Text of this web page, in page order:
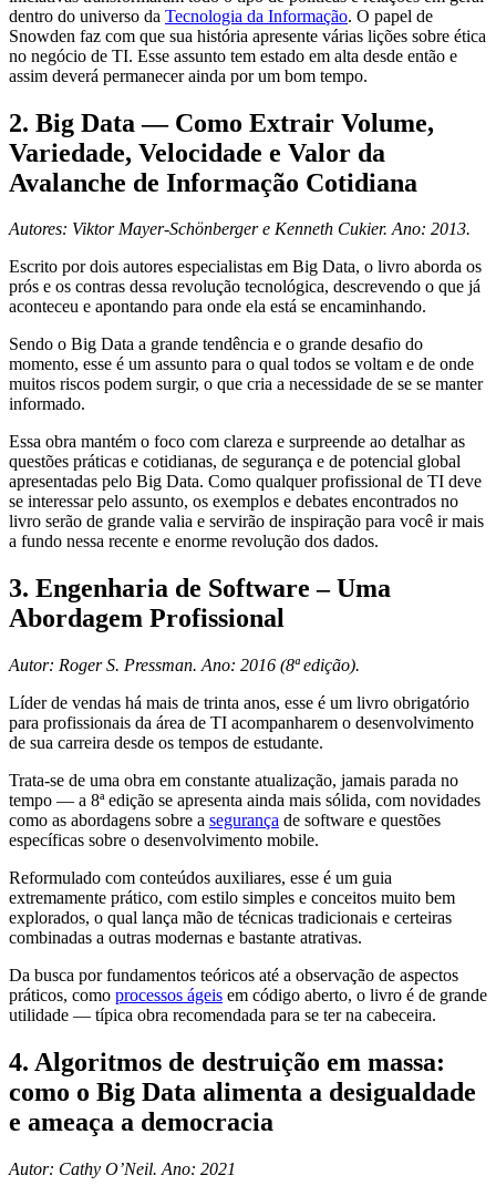
dentro do universo da Tecnologia da Informação. O papel de
Snowden faz com que sua história apresente várias lições sobre ética
no negócio de TI. Esse assunto tem estado em alta desde então e
assim deverá permanecer ainda por um bom tempo.
2. Big Data — Como Extrair Volume,
Variedade, Velocidade e Valor da
Avalanche de Informação Cotidiana
Autores: Viktor Mayer-Schönberger e Kenneth Cukier. Ano: 2013.
Escrito por dois autores especialistas em Big Data, o livro aborda os
prós e os contras dessa revolução tecnológica, descrevendo o que já
aconteceu e apontando para onde ela está se encaminhando.
Sendo o Big Data a grande tendência e o grande desafio do
momento, esse é um assunto para o qual todos se voltam e de onde
muitos riscos podem surgir, o que cria a necessidade de se se manter
informado.
Essa obra mantém o foco com clareza e surpreende ao detalhar as
questões práticas e cotidianas, de segurança e de potencial global
apresentadas pelo Big Data. Como qualquer profissional de TI deve
se interessar pelo assunto, os exemplos e debates encontrados no
livro serão de grande valia e servirão de inspiração para você ir mais
a fundo nessa recente e enorme revolução dos dados.
3. Engenharia de Software – Uma
Abordagem Profissional
Autor: Roger S. Pressman. Ano: 2016 (8ª edição).
Líder de vendas há mais de trinta anos, esse é um livro obrigatório
para profissionais da área de TI acompanharem o desenvolvimento
de sua carreira desde os tempos de estudante.
Trata-se de uma obra em constante atualização, jamais parada no
tempo — a 8ª edição se apresenta ainda mais sólida, com novidades
como as abordagens sobre a segurança de software e questões
específicas sobre o desenvolvimento mobile.
Reformulado com conteúdos auxiliares, esse é um guia
extremamente prático, com estilo simples e conceitos muito bem
explorados, o qual lança mão de técnicas tradicionais e certeiras
combinadas a outras modernas e bastante atrativas.
Da busca por fundamentos teóricos até a observação de aspectos
práticos, como processos ágeis em código aberto, o livro é de grande
utilidade — típica obra recomendada para se ter na cabeceira.
4. Algoritmos de destruição em massa:
como o Big Data alimenta a desigualdade
e ameaça a democracia
Autor: Cathy O’Neil. Ano: 2021